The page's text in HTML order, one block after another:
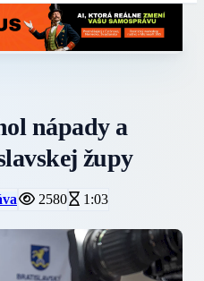
nápady a
župy
2580 1:03